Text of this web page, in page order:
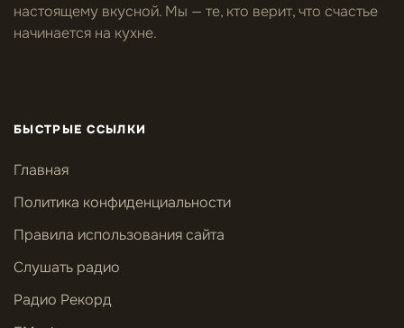
настоящему вкусной. Мы — те, кто верит, что счастье
начинается на кухне.
БЫСТРЫЕ ССЫЛКИ
Главная
Политика конфиденциальности
Правила использования сайта
Слушать радио
Радио Рекорд